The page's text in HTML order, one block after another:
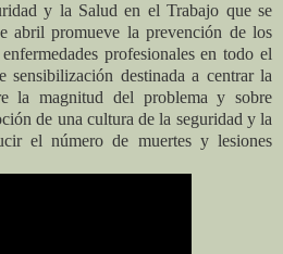
y la Salud en el Trabajo que se
abril promueve la prevención de los
profesionales en todo el
sensibilización destinada a centrar la
la magnitud del problema y sobre
de una cultura de la seguridad y la
el número de muertes y lesiones